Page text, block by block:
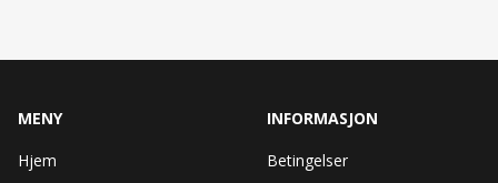
MENY
Hjem
INFORMASJON
Betingelser